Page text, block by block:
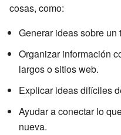
cosas, como:
Generar ideas sobre un
Organizar información
largos o sitios web.
Explicar ideas difíciles
Ayudar a conectar lo
nueva.